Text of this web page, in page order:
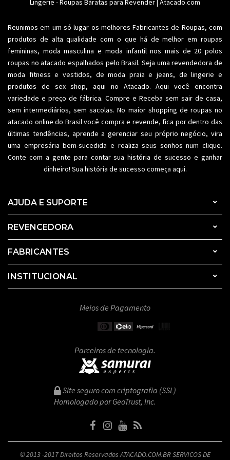
Plus size Acessórios femininos
Lingerie-Roupas Baratas para Revender| Atacado.com
Reunimos em um só lugar os melhoresFabricantes de Roupas, com
produtos de alta qualidade com o que há de melhor em roupas
femininas, moda masculina e moda infantil nos mais de 20 polos
roupas no atacado espalhados pelo Brasil. Seja uma revendedora de
moda fitness e vestidos, de moda praia e jeans, de lingerie e
produtos de sex shop, aqui no Atacado. Aqui você encontra
variedade e preço de fábrica. Compre e Receba sem sair de casa,
sem intermediários, sem sacolas. No maior shopping de roupas no
atacado online do Brasil você compra e revende, fica por dentro das
últimas tendências, aprende a gerenciar seu próprio negócio, vira
uma empresária bem-sucedida e realiza seus sonhos num clique.
Conte com a gente para contar sua história de sucesso e ganhar
dinheiro! Sua história de sucesso começa aqui.
AJUDA E SUPORTE
REVENCEDORA
FABRICANTES
INSTITUCIONAL
Meios de Pagamento
Parceiros de tecnologia.
Site seguro com criptografia (SSL)
Homologado por GeoTrust, Inc.
© 2013 -2017 Direitos Reservados ATACADO.COM.BR SERVICOS DE